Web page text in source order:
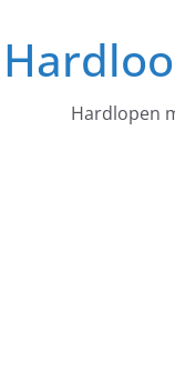
naar
de
Hardlopen